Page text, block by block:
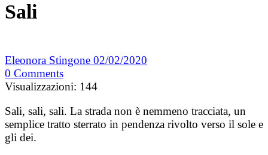
Sali
Eleonora Stingone 02/02/2020
0 Comments
Visualizzazioni: 144
Sali, sali, sali. La strada non è nemmeno tracciata, un
semplice tratto sterrato in pendenza rivolto verso il sole e
gli dei.